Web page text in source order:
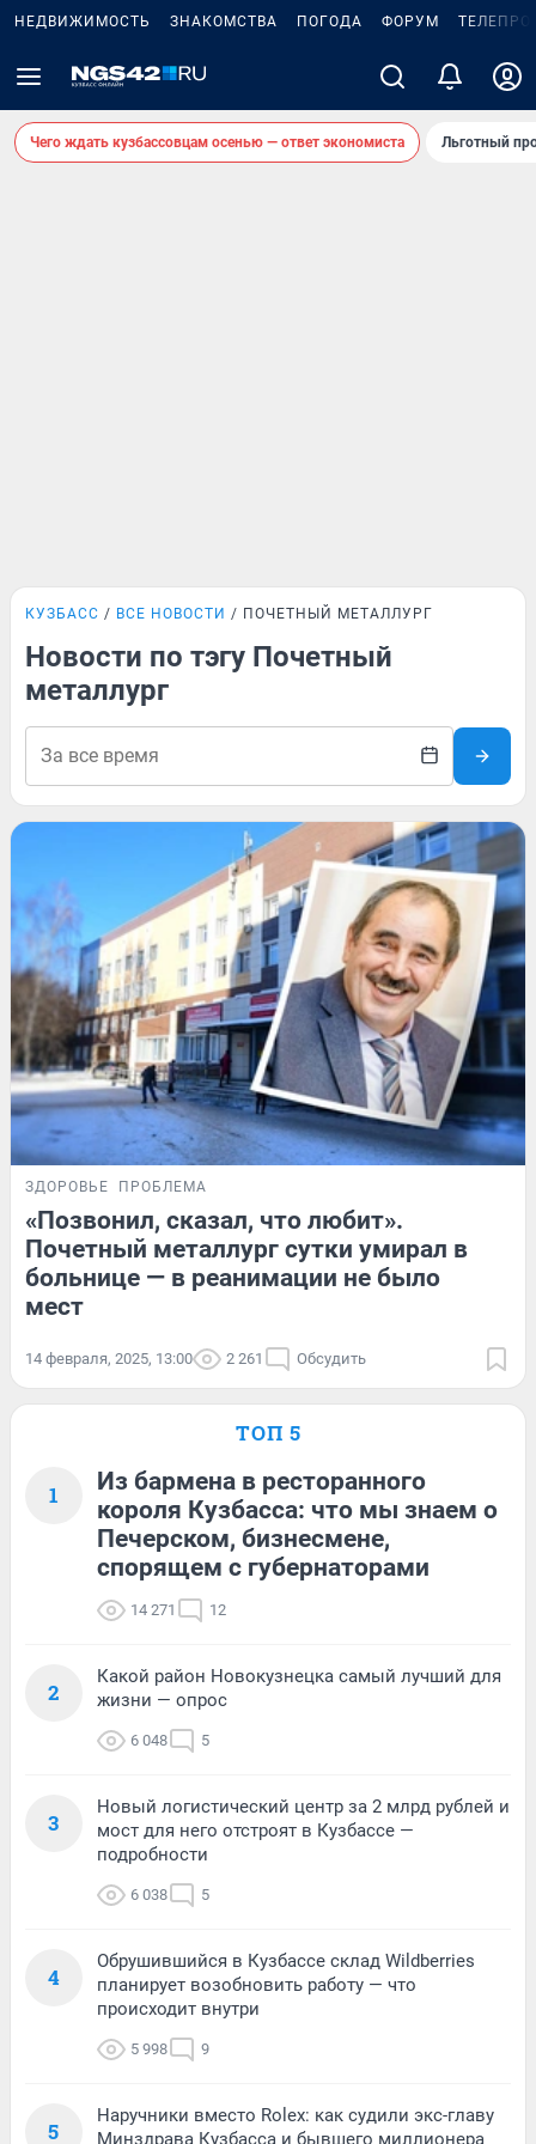
НЕДВИЖИМОСТЬ ЗНАКОМСТВА ПОГОДА ФОРУМ
Чего ждать кузбассовцам осенью — ответ экономиста Льготный
КУЗБАСС ВСЕ НОВОСТИ ПОЧЕТНЫЙ МЕТАЛЛУРГ
Новости по тэгу Почетный
металлург
ЗДОРОВЬЕ ПРОБЛЕМА
«Позвонил, сказал, что любит».
Почетный металлург сутки умирал в
больнице — в реанимации не было
мест
14 февраля, 2025, 13:00 2 261 Обсудить
ТОП 5
1
Из бармена в ресторанного
короля Кузбасса: что мы знаем о
Печерском, бизнесмене,
спорящем с губернаторами
14 271 12
2
Какой район Новокузнецка самый лучший для
жизни — опрос
6 048 5
3
Новый логистический центр за 2 млрд рублей и
мост для него отстроят в Кузбассе —
подробности
6 038 5
4
Обрушившийся в Кузбассе склад Wildberries
планирует возобновить работу — что
происходит внутри
5 998 9
5
Наручники вместо Rolex: как судили экс-главу
Минздрава Кузбасса и бывшего миллионера